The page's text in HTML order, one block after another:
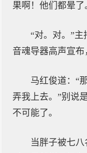
果啊！他们都晕
“对。对。”
音魂导器高声宣
马红俊道：“
弄我上去。”别说
不可能了。
当胖子被七